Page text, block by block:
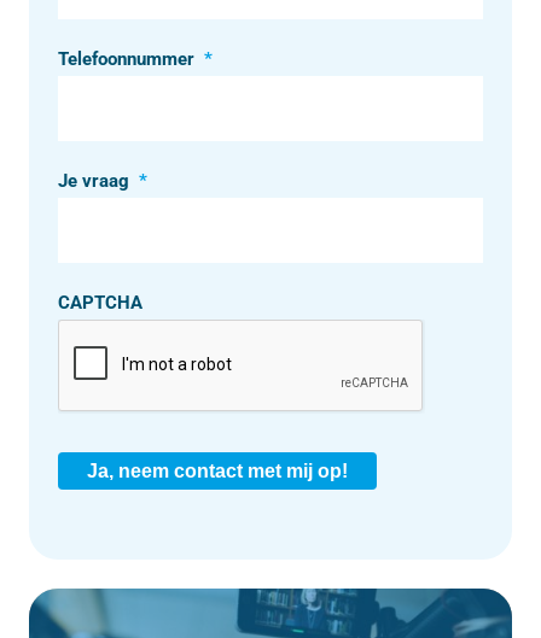
Telefoonnummer *
Je vraag *
CAPTCHA
Ja, neem contact met mij op!